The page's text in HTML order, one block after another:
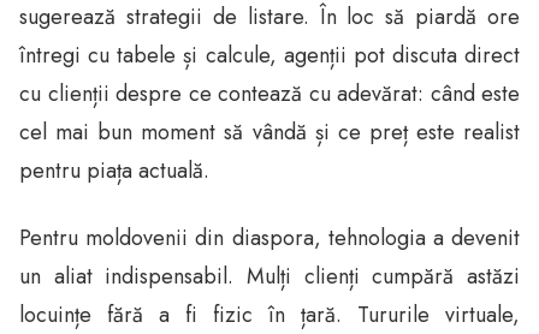
sugerează strategii de listare. În loc să piardă ore
întregi cu tabele și calcule, agenții pot discuta direct
cu clienții despre ce contează cu adevărat: când este
cel mai bun moment să vândă și ce preț este realist
pentru piața actuală.
Pentru moldovenii din diaspora, tehnologia a devenit
un aliat indispensabil. Mulți clienți cumpără astăzi
locuințe fără a fi fizic în țară. Tururile virtuale,